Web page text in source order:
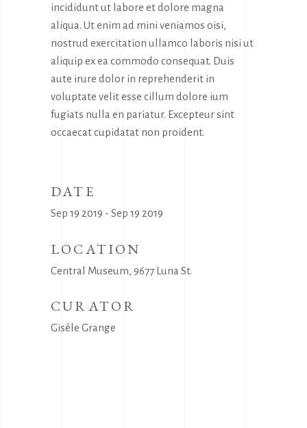
incididunt ut labore et dolore magna
aliqua. Ut enim ad mini veniamos oisi,
nostrud exercitation ullamco laboris nisi ut
aliquip ex ea commodo consequat. Duis
aute irure dolor in reprehenderit in
voluptate velit esse cillum dolore ium
fugiats nulla en pariatur. Excepteur sint
occaecat cupidatat non proident.
DATE
Sep 19 2019 - Sep 19 2019
LOCATION
Central Museum, 9677 Luna St.
CURATOR
Gisèle Grange